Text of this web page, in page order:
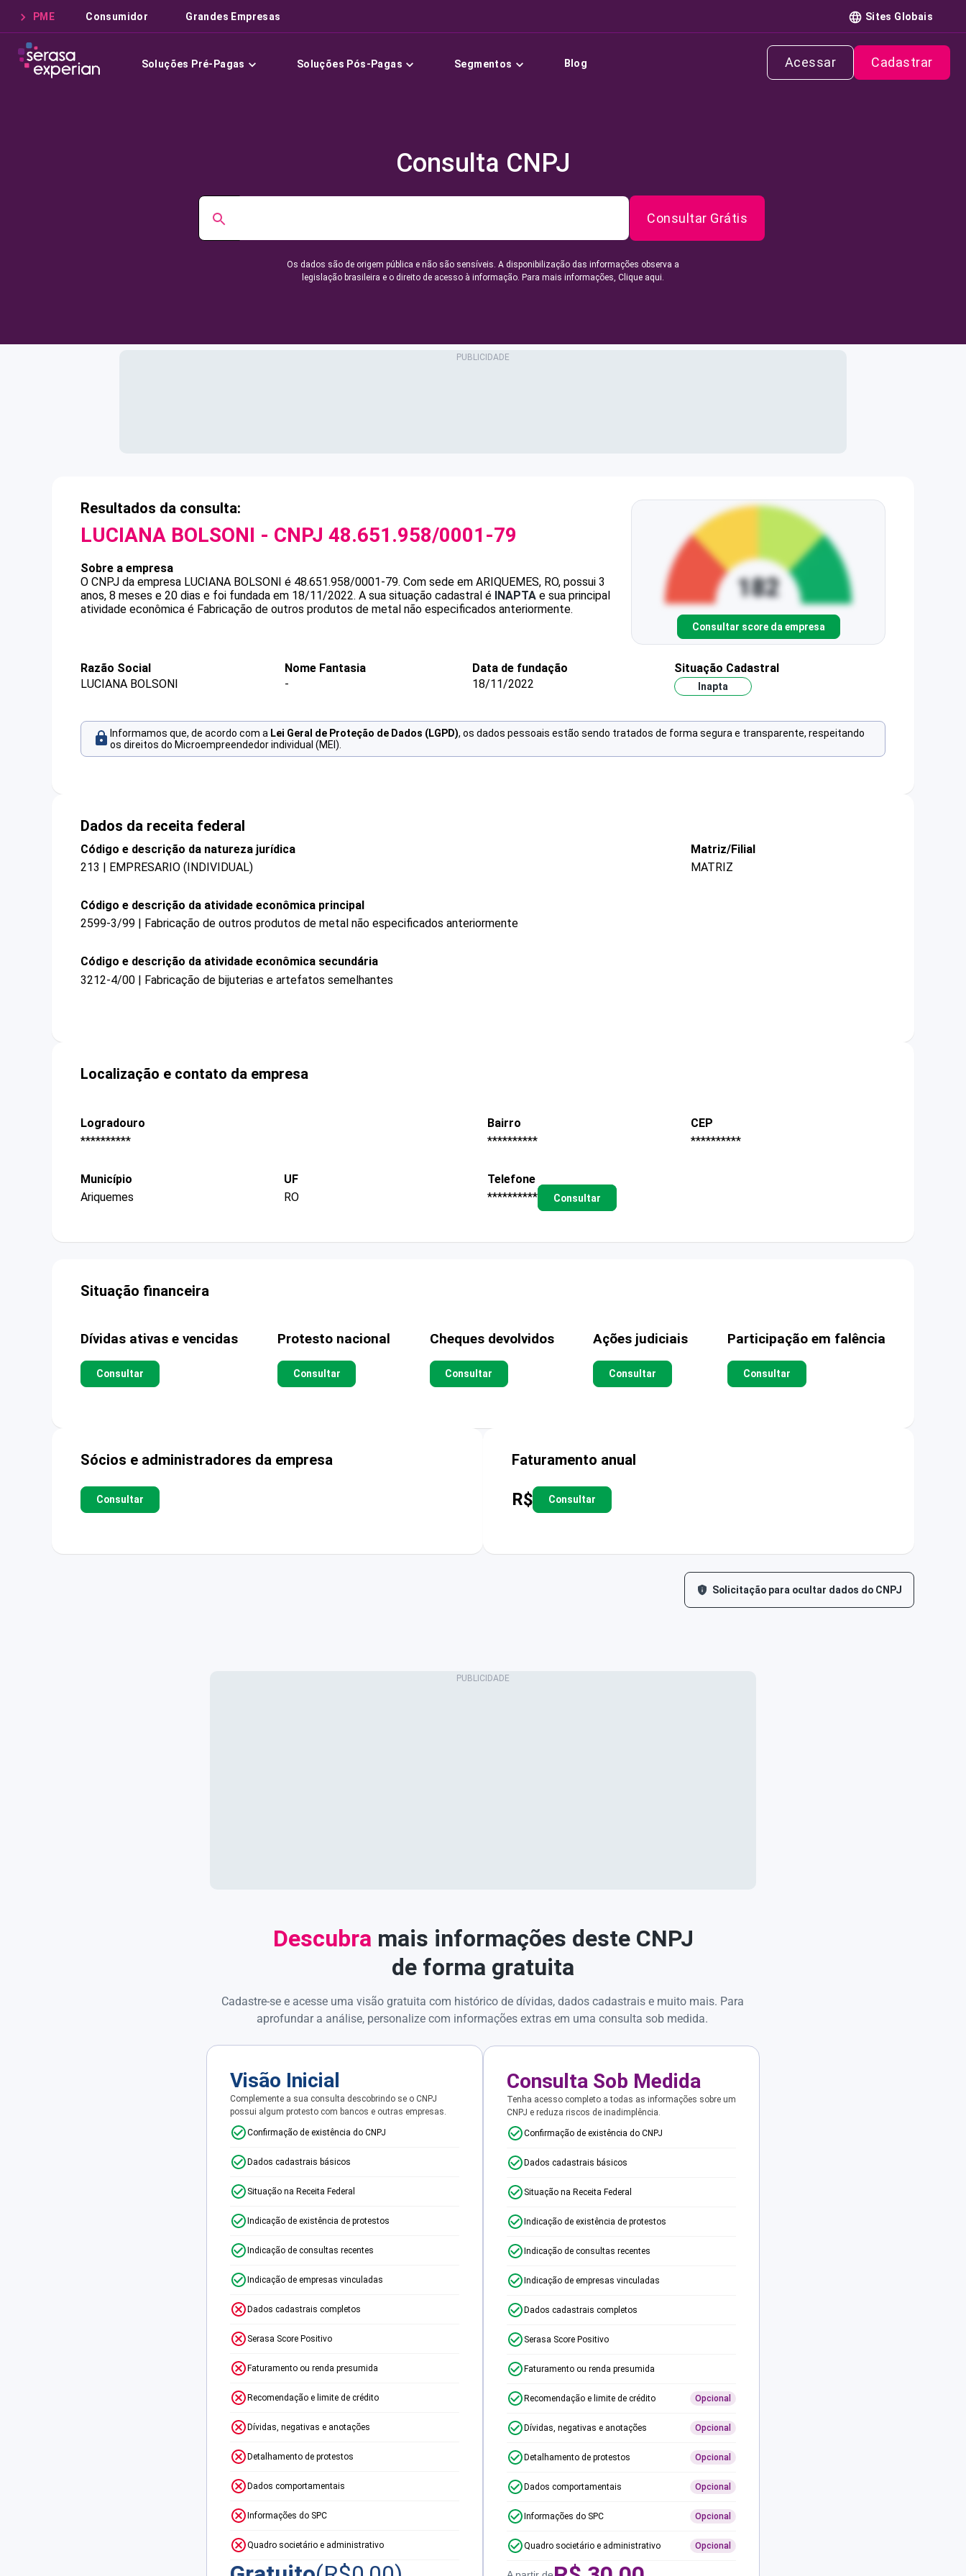
PME Consumidor Grandes Empresas Sites Globais
Soluções Pré-Pagas Soluções Pós-Pagas Segmentos Blog Acessar Cadastrar
Consulta CNPJ
Consultar Grátis
Os dados são de origem pública e não são sensíveis. A disponibilização das informações observa a
legislação brasileira e o direito de acesso à informação. Para mais informações, Clique aqui.
Resultados da consulta:
LUCIANA BOLSONI - CNPJ 48.651.958/0001-79
Sobre a empresa
O CNPJ da empresa LUCIANA BOLSONI é 48.651.958/0001-79. Com sede em ARIQUEMES, RO, possui 3
anos, 8 meses e 20 dias e foi fundada em 18/11/2022. A sua situação cadastral é INAPTA e sua principal
atividade econômica é Fabricação de outros produtos de metal não especificados anteriormente.
Consultar score da empresa
Razão Social
LUCIANA BOLSONI
Nome Fantasia
-
Data de fundação
18/11/2022
Situação Cadastral
Inapta
Informamos que, de acordo com a Lei Geral de Proteção de Dados (LGPD), os dados pessoais estão sendo tratados de forma segura e transparente, respeitando
os direitos do Microempreendedor individual (MEI).
Dados da receita federal
Código e descrição da natureza jurídica
213 | EMPRESARIO (INDIVIDUAL)
Matriz/Filial
MATRIZ
Código e descrição da atividade econômica principal
2599-3/99 | Fabricação de outros produtos de metal não especificados anteriormente
Código e descrição da atividade econômica secundária
3212-4/00 | Fabricação de bijuterias e artefatos semelhantes
Localização e contato da empresa
Logradouro
**********
Bairro
**********
CEP
**********
Município
Ariquemes
UF
RO
Telefone
**********
Consultar
Situação financeira
Dívidas ativas e vencidas
Consultar
Protesto nacional
Consultar
Cheques devolvidos
Consultar
Ações judiciais
Consultar
Participação em falência
Consultar
Sócios e administradores da empresa
Consultar
Faturamento anual
R$ Consultar
Solicitação para ocultar dados do CNPJ
Descubra mais informações deste CNPJ
de forma gratuita
Cadastre-se e acesse uma visão gratuita com histórico de dívidas, dados cadastrais e muito mais. Para
aprofundar a análise, personalize com informações extras em uma consulta sob medida.
Visão Inicial
Complemente a sua consulta descobrindo se o CNPJ
possui algum protesto com bancos e outras empresas.
Confirmação de existência do CNPJ
Dados cadastrais básicos
Situação na Receita Federal
Indicação de existência de protestos
Indicação de consultas recentes
Indicação de empresas vinculadas
Dados cadastrais completos
Serasa Score Positivo
Faturamento ou renda presumida
Recomendação e limite de crédito
Dívidas, negativas e anotações
Detalhamento de protestos
Dados comportamentais
Informações do SPC
Quadro societário e administrativo
Consulta Sob Medida
Tenha acesso completo a todas as informações sobre um
CNPJ e reduza riscos de inadimplência.
Confirmação de existência do CNPJ
Dados cadastrais básicos
Situação na Receita Federal
Indicação de existência de protestos
Indicação de consultas recentes
Indicação de empresas vinculadas
Dados cadastrais completos
Serasa Score Positivo
Faturamento ou renda presumida
Recomendação e limite de crédito Opcional
Dívidas, negativas e anotações Opcional
Detalhamento de protestos Opcional
Dados comportamentais Opcional
Informações do SPC Opcional
Quadro societário e administrativo Opcional